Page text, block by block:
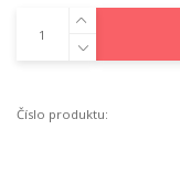
Číslo produktu: